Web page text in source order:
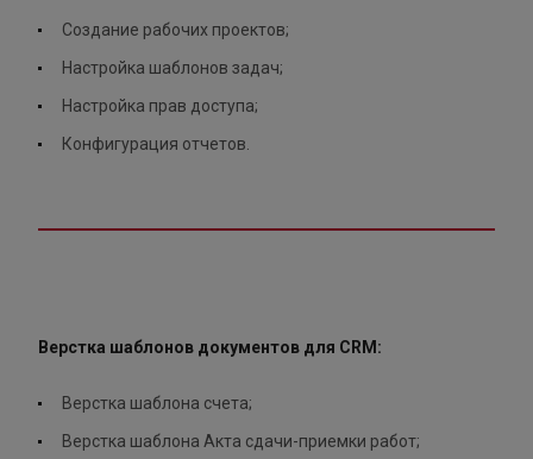
Создание рабочих проектов;
Настройка шаблонов задач;
Настройка прав доступа;
Конфигурация отчетов.
Верстка шаблонов документов для CRM:
Верстка шаблона счета;
Верстка шаблона Акта сдачи-приемки работ;